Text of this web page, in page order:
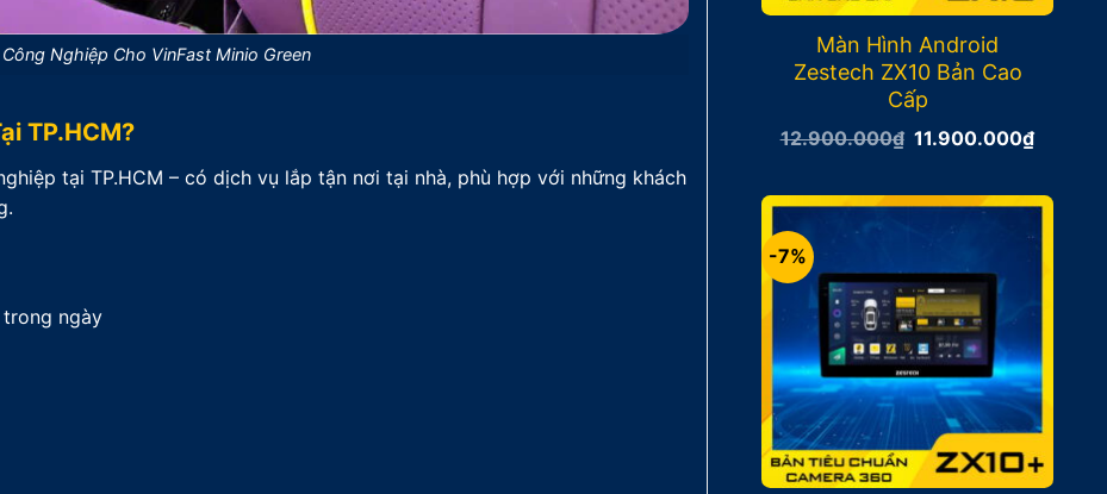
Nghiệp Cho VinFast Minio Green
TP.HCM?
tại TP.HCM – có dịch vụ lắp tận nơi tại nhà, phù hợp với những khách
ngày
Màn Hình Android
Zestech ZX10 Bản Cao
Cấp
12.900.000₫ Giá
12.900.000₫.
11.900.000₫Giá
là:
-7%